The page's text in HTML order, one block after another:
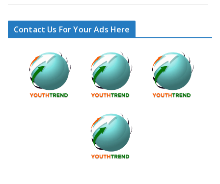
Contact Us For Your Ads Here